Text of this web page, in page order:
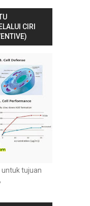
CIRI
untuk tujuan